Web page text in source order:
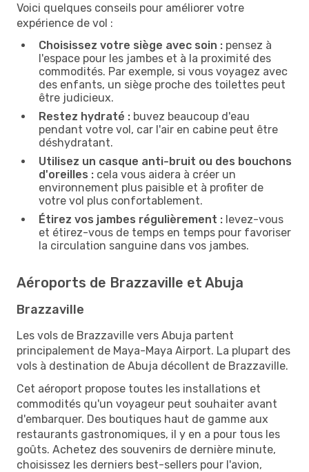
Voici quelques conseils pour améliorer votre
expérience de vol :
Choisissez votre siège avec soin : pensez à
l'espace pour les jambes et à la proximité des
commodités. Par exemple, si vous voyagez avec
des enfants, un siège proche des toilettes peut
être judicieux.
Restez hydraté : buvez beaucoup d'eau
pendant votre vol, car l'air en cabine peut être
déshydratant.
Utilisez un casque anti-bruit ou des bouchons
d'oreilles : cela vous aidera à créer un
environnement plus paisible et à profiter de
votre vol plus confortablement.
Étirez vos jambes régulièrement : levez-vous
et étirez-vous de temps en temps pour favoriser
la circulation sanguine dans vos jambes.
Aéroports de Brazzaville et Abuja
Brazzaville
Les vols de Brazzaville vers Abuja partent
principalement de Maya-Maya Airport. La plupart des
vols à destination de Abuja décollent de Brazzaville.
Cet aéroport propose toutes les installations et
commodités qu'un voyageur peut souhaiter avant
d'embarquer. Des boutiques haut de gamme aux
restaurants gastronomiques, il y en a pour tous les
goûts. Achetez des souvenirs de dernière minute,
choisissez les derniers best-sellers pour l'avion,